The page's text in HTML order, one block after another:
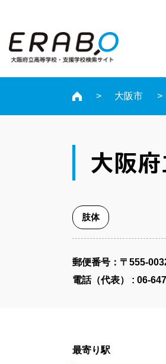
大阪市
大阪
肢体
郵便番号​：〒555-
電話（代表） : 06-
最寄り駅